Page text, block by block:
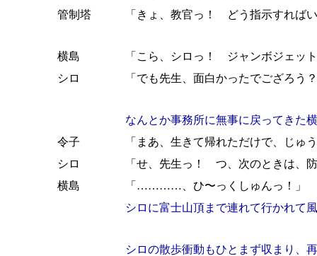
管制塔
「きょ、教官っ！ どう指示すれば
横島
「こら、シロっ！ ジャンボジェッ
シロ
「でも先生、面白かったでござろう
なんとか事務所に無事に戻ってきた
令子
「まあ、生きて帰れただけで、じゅ
シロ
「せ、先生っ！ つ、次のときは、
横島
「…………、ひ〜っくしゅんっ！」
シロに富士山頂まで連れて行かれて
シロの散歩衝動もひとまず収まり、